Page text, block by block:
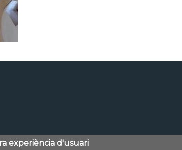
experiència d'usuari